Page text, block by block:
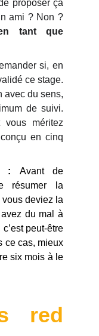
proposer ça
ami ? Non ?
tant que
si, en
ce stage.
avec du sens,
de suivi.
vous méritez
en cinq
: Avant de
résumer la
deviez la
du mal à
peut-être
ce cas, mieux
six mois à le
red